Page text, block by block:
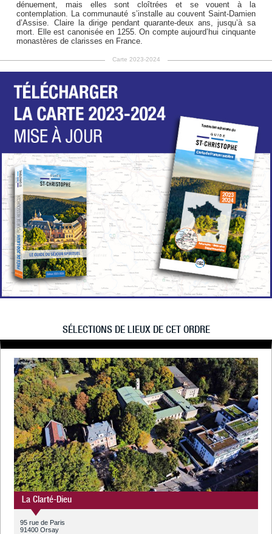
dénuement, mais elles sont cloîtrées et se vouent à la
contemplation. La communauté s’installe au couvent Saint-Damien
d’Assise. Claire la dirige pendant quarante-deux ans, jusqu’à sa
mort. Elle est canonisée en 1255. On compte aujourd’hui cinquante
monastères de clarisses en France.
Carte 2023-2024
SÉLECTIONS DE LIEUX DE CET ORDRE
La Clarté-Dieu
95 rue de Paris
91400 Orsay